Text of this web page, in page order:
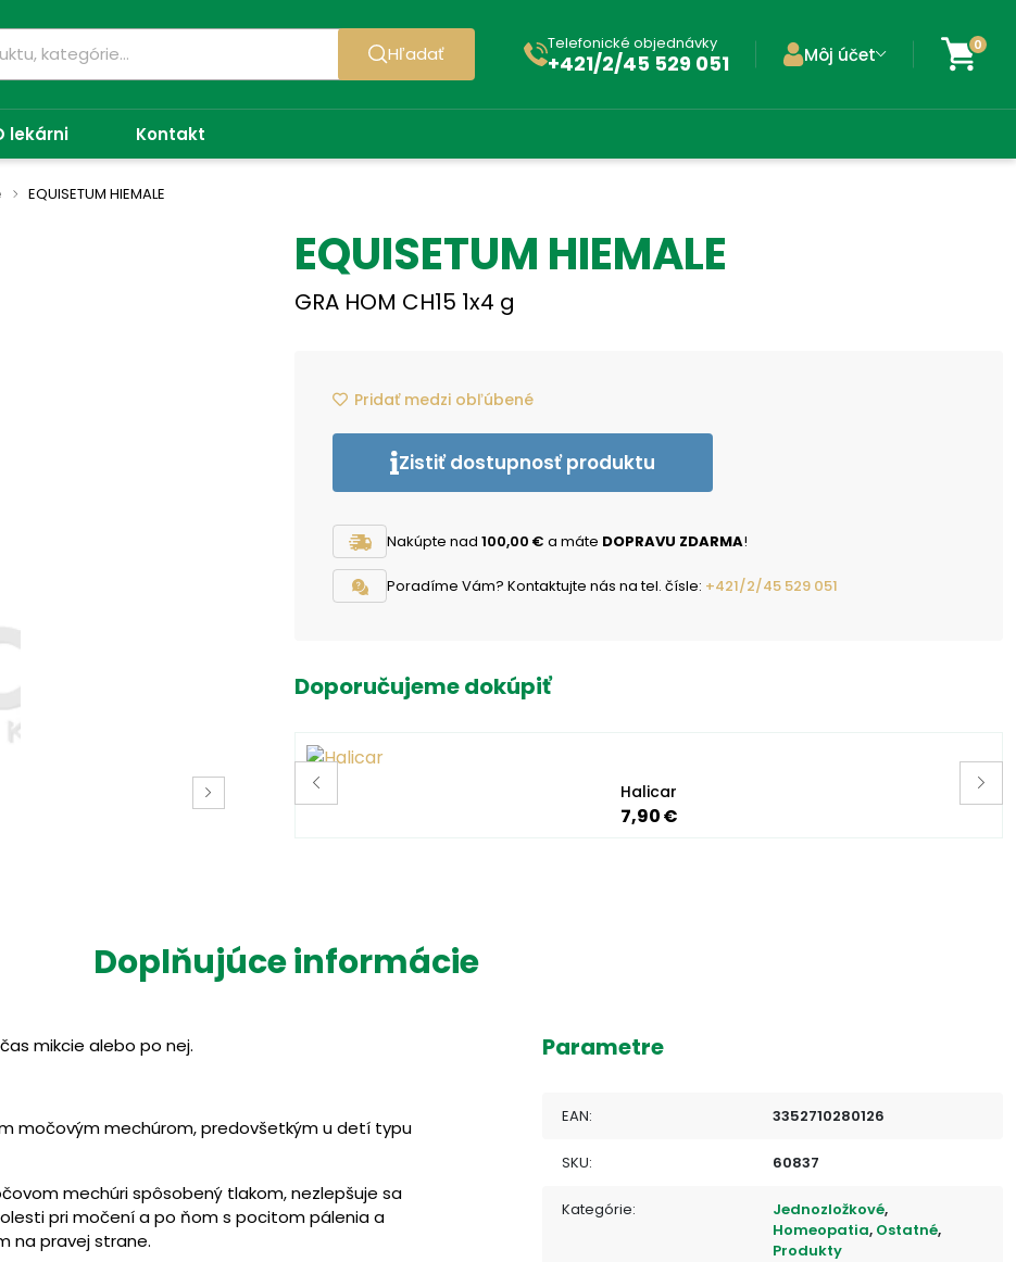
Hľadať Telefonické objednávky
+421/2/45 529 051 Môj účet 0
lekárni Kontakt
EQUISETUM HIEMALE
EQUISETUM HIEMALE
GRA HOM CH15 1x4 g
Pridať medzi obľúbené
Zistiť dostupnosť produktu
Nakúpte nad 100,00 € a máte DOPRAVU ZDARMA!
Poradíme Vám? Kontaktujte nás na tel. čísle: +421/2/45 529 051
Doporučujeme dokúpiť
Halicar
7,90 €
Doplňujúce informácie
mikcie alebo po nej.
močovým mechúrom, predovšetkým u detí typu
mechúri spôsobený tlakom, nezlepšuje sa
pri močení a po ňom s pocitom pálenia a
na pravej strane.
Parametre
EAN: 3352710280126
SKU: 60837
Kategórie: Jednozložkové,
Homeopatia, Ostatné,
Produkty